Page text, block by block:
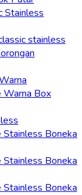
Stainless
stainless
Warna Box
Stainless Boneka
Stainless Boneka
Stainless Boneka